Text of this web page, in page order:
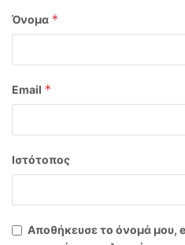
Όνομα *
Email *
Ιστότοπος
Αποθήκευσε το όνομά μου,